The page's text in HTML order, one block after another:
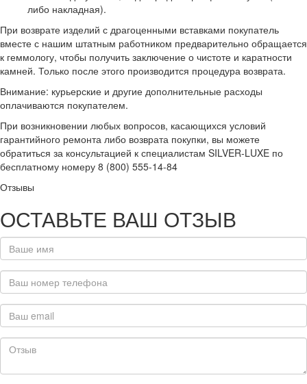
либо накладная).
При возврате изделий с драгоценными вставками покупатель
вместе с нашим штатным работником предварительно обращается
к геммологу, чтобы получить заключение о чистоте и каратности
камней. Только после этого производится процедура возврата.
Внимание: курьерские и другие дополнительные расходы
оплачиваются покупателем.
При возникновении любых вопросов, касающихся условий
гарантийного ремонта либо возврата покупки, вы можете
обратиться за консультацией к специалистам SILVER-LUXE по
бесплатному номеру 8 (800) 555-14-84
Отзывы
ОСТАВЬТЕ ВАШ ОТЗЫВ